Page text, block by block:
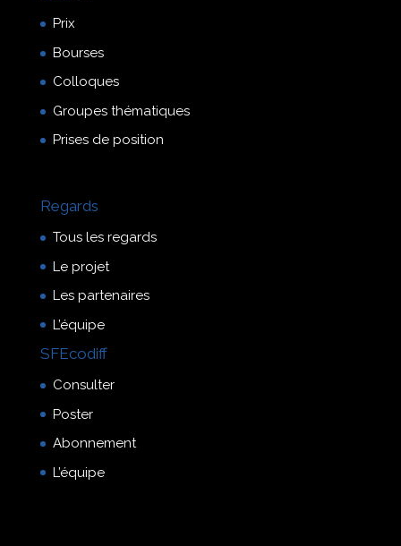
Prix
Bourses
Colloques
Groupes thématiques
Prises de position
Regards
Tous les regards
Le projet
Les partenaires
L’équipe
SFEcodiff
Consulter
Poster
Abonnement
L’équipe